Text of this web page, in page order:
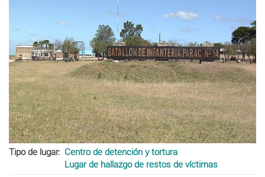
Tipo de lugar
Centro de detención y tortura
Lugar de hallazgo de restos de víctimas